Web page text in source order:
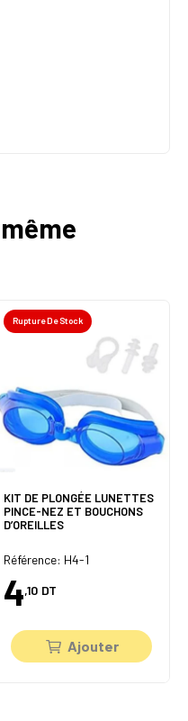
Rupture De Stock
KIT DE PLONGÉE LUNETTES
PINCE-NEZ ET BOUCHONS
D’OREILLES
Référence: H4-1
4,10 DT
Ajouter